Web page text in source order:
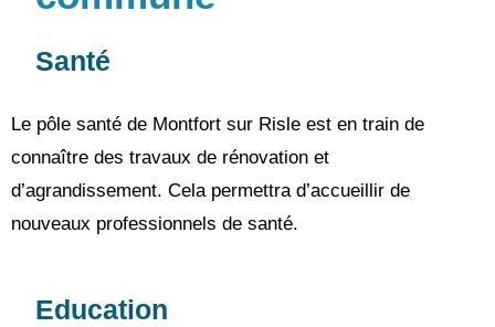
Santé
Le pôle santé de Montfort sur Risle est en train de
connaître des travaux de rénovation et
d’agrandissement. Cela permettra d’accueillir de
nouveaux professionnels de santé.
Education